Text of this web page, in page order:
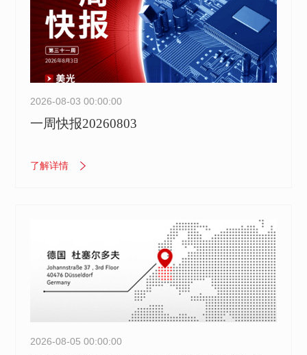
2026-08-03 00:00:00
一周快报20260803
了解详情
2026-08-05 00:00:00